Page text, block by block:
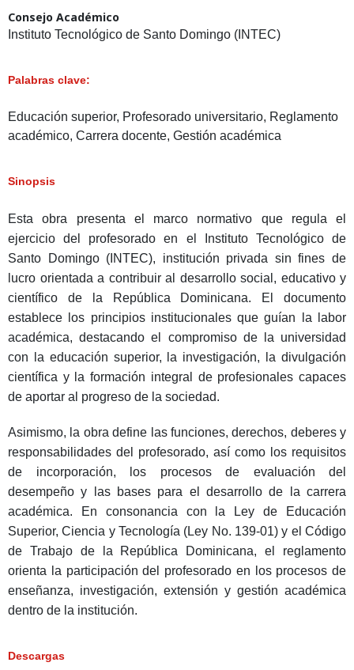
Consejo Académico
Instituto Tecnológico de Santo Domingo (INTEC)
Palabras clave:
Educación superior, Profesorado universitario, Reglamento
académico, Carrera docente, Gestión académica
Sinopsis
Esta obra presenta el marco normativo que regula el
ejercicio del profesorado en el Instituto Tecnológico de
Santo Domingo (INTEC), institución privada sin fines de
lucro orientada a contribuir al desarrollo social, educativo y
científico de la República Dominicana. El documento
establece los principios institucionales que guían la labor
académica, destacando el compromiso de la universidad
con la educación superior, la investigación, la divulgación
científica y la formación integral de profesionales capaces
de aportar al progreso de la sociedad.
Asimismo, la obra define las funciones, derechos, deberes y
responsabilidades del profesorado, así como los requisitos
de incorporación, los procesos de evaluación del
desempeño y las bases para el desarrollo de la carrera
académica. En consonancia con la Ley de Educación
Superior, Ciencia y Tecnología (Ley No. 139-01) y el Código
de Trabajo de la República Dominicana, el reglamento
orienta la participación del profesorado en los procesos de
enseñanza, investigación, extensión y gestión académica
dentro de la institución.
Descargas